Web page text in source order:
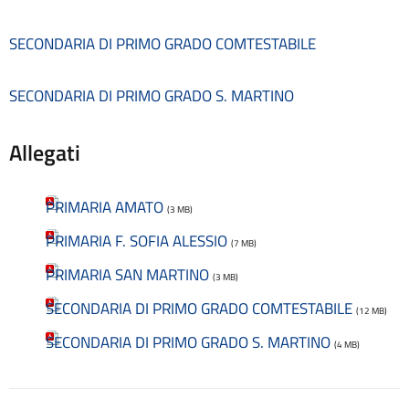
Contrattazione collettiva
Cookie Policy (UE)
D.S.G.A.
Dirigente Scolastico
Docenti
Dotazione organica
FAQ e VideoTutorial Registro Elettronico CLASSEVIVA
feedback
Galleria
Home
Incarichi amministrativi di vertice
SECONDARIA DI PRIMO GRADO COMTESTABILE
SECONDARIA DI PRIMO GRADO S. MARTINO
Allegati
PRIMARIA AMATO (3 MB)
PRIMARIA F. SOFIA ALESSIO (7 MB)
PRIMARIA SAN MARTINO (3 MB)
SECONDARIA DI PRIMO GRADO COMTESTABILE (12 MB)
SECONDARIA DI PRIMO GRADO S. MARTINO (4 MB)